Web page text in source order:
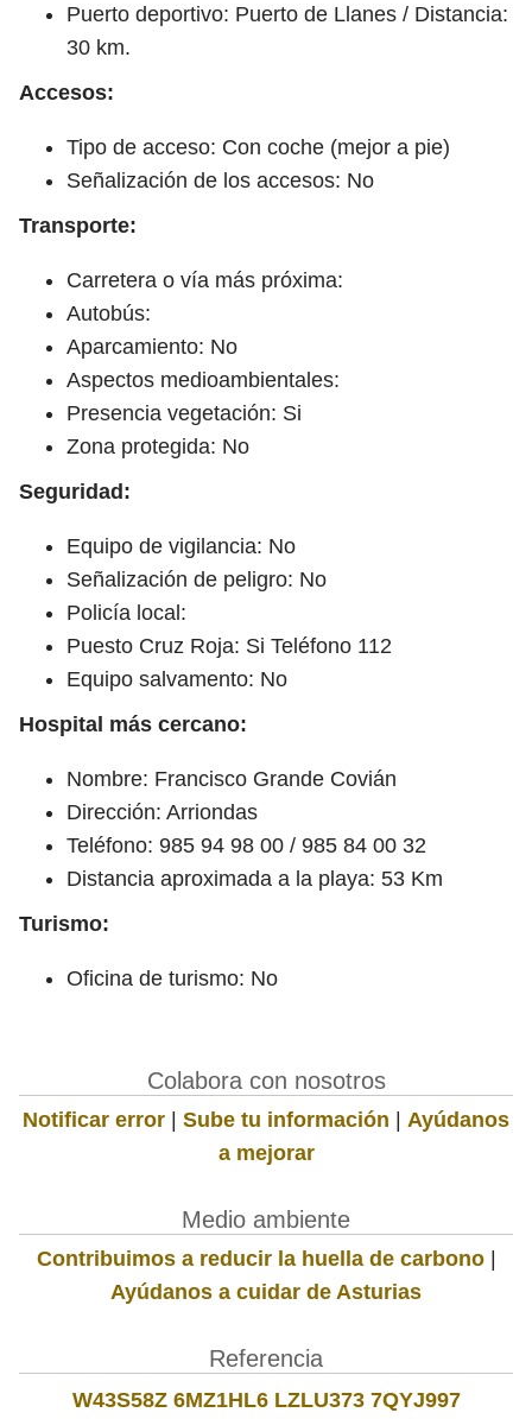
Puerto deportivo: Puerto de Llanes / Distancia:
30 km.
Accesos:
Tipo de acceso: Con coche (mejor a pie)
Señalización de los accesos: No
Transporte:
Carretera o vía más próxima:
Autobús:
Aparcamiento: No
Aspectos medioambientales:
Presencia vegetación: Si
Zona protegida: No
Seguridad:
Equipo de vigilancia: No
Señalización de peligro: No
Policía local:
Puesto Cruz Roja: Si Teléfono 112
Equipo salvamento: No
Hospital más cercano:
Nombre: Francisco Grande Covián
Dirección: Arriondas
Teléfono: 985 94 98 00 / 985 84 00 32
Distancia aproximada a la playa: 53 Km
Turismo:
Oficina de turismo: No
Colabora con nosotros
Notificar error | Sube tu información | Ayúdanos
a mejorar
Medio ambiente
Contribuimos a reducir la huella de carbono|
Ayúdanos a cuidar de Asturias
Referencia
W43S58Z 6MZ1HL6 LZLU373 7QYJ997